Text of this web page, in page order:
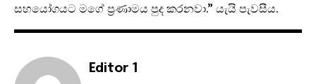
සහයෝගයට මගේ ප්‍රණාමය පුද කරනවා.” යැයි පැවසීය.
Editor 1